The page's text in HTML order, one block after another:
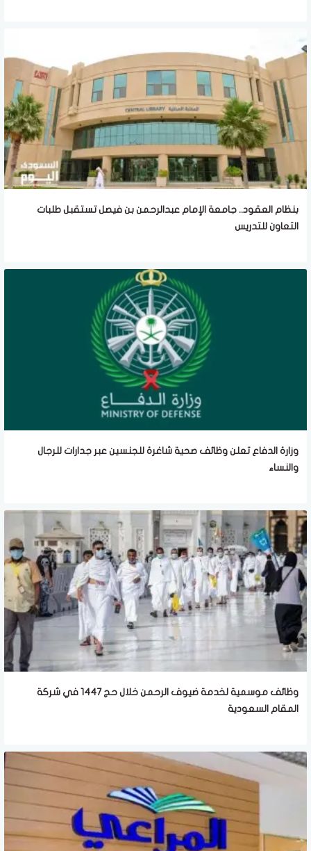
بنظام العقود.. جامعة الإمام عبدالرحمن بن فيصل تستقبل طلبات
التعاون للتدريس
وزارة الدفاع تعلن وظائف صحية شاغرة للجنسين عبر جدارات للرجال
والنساء
وظائف موسمية لخدمة ضيوف الرحمن خلال حج 1447 في شركة
المقام السعودية